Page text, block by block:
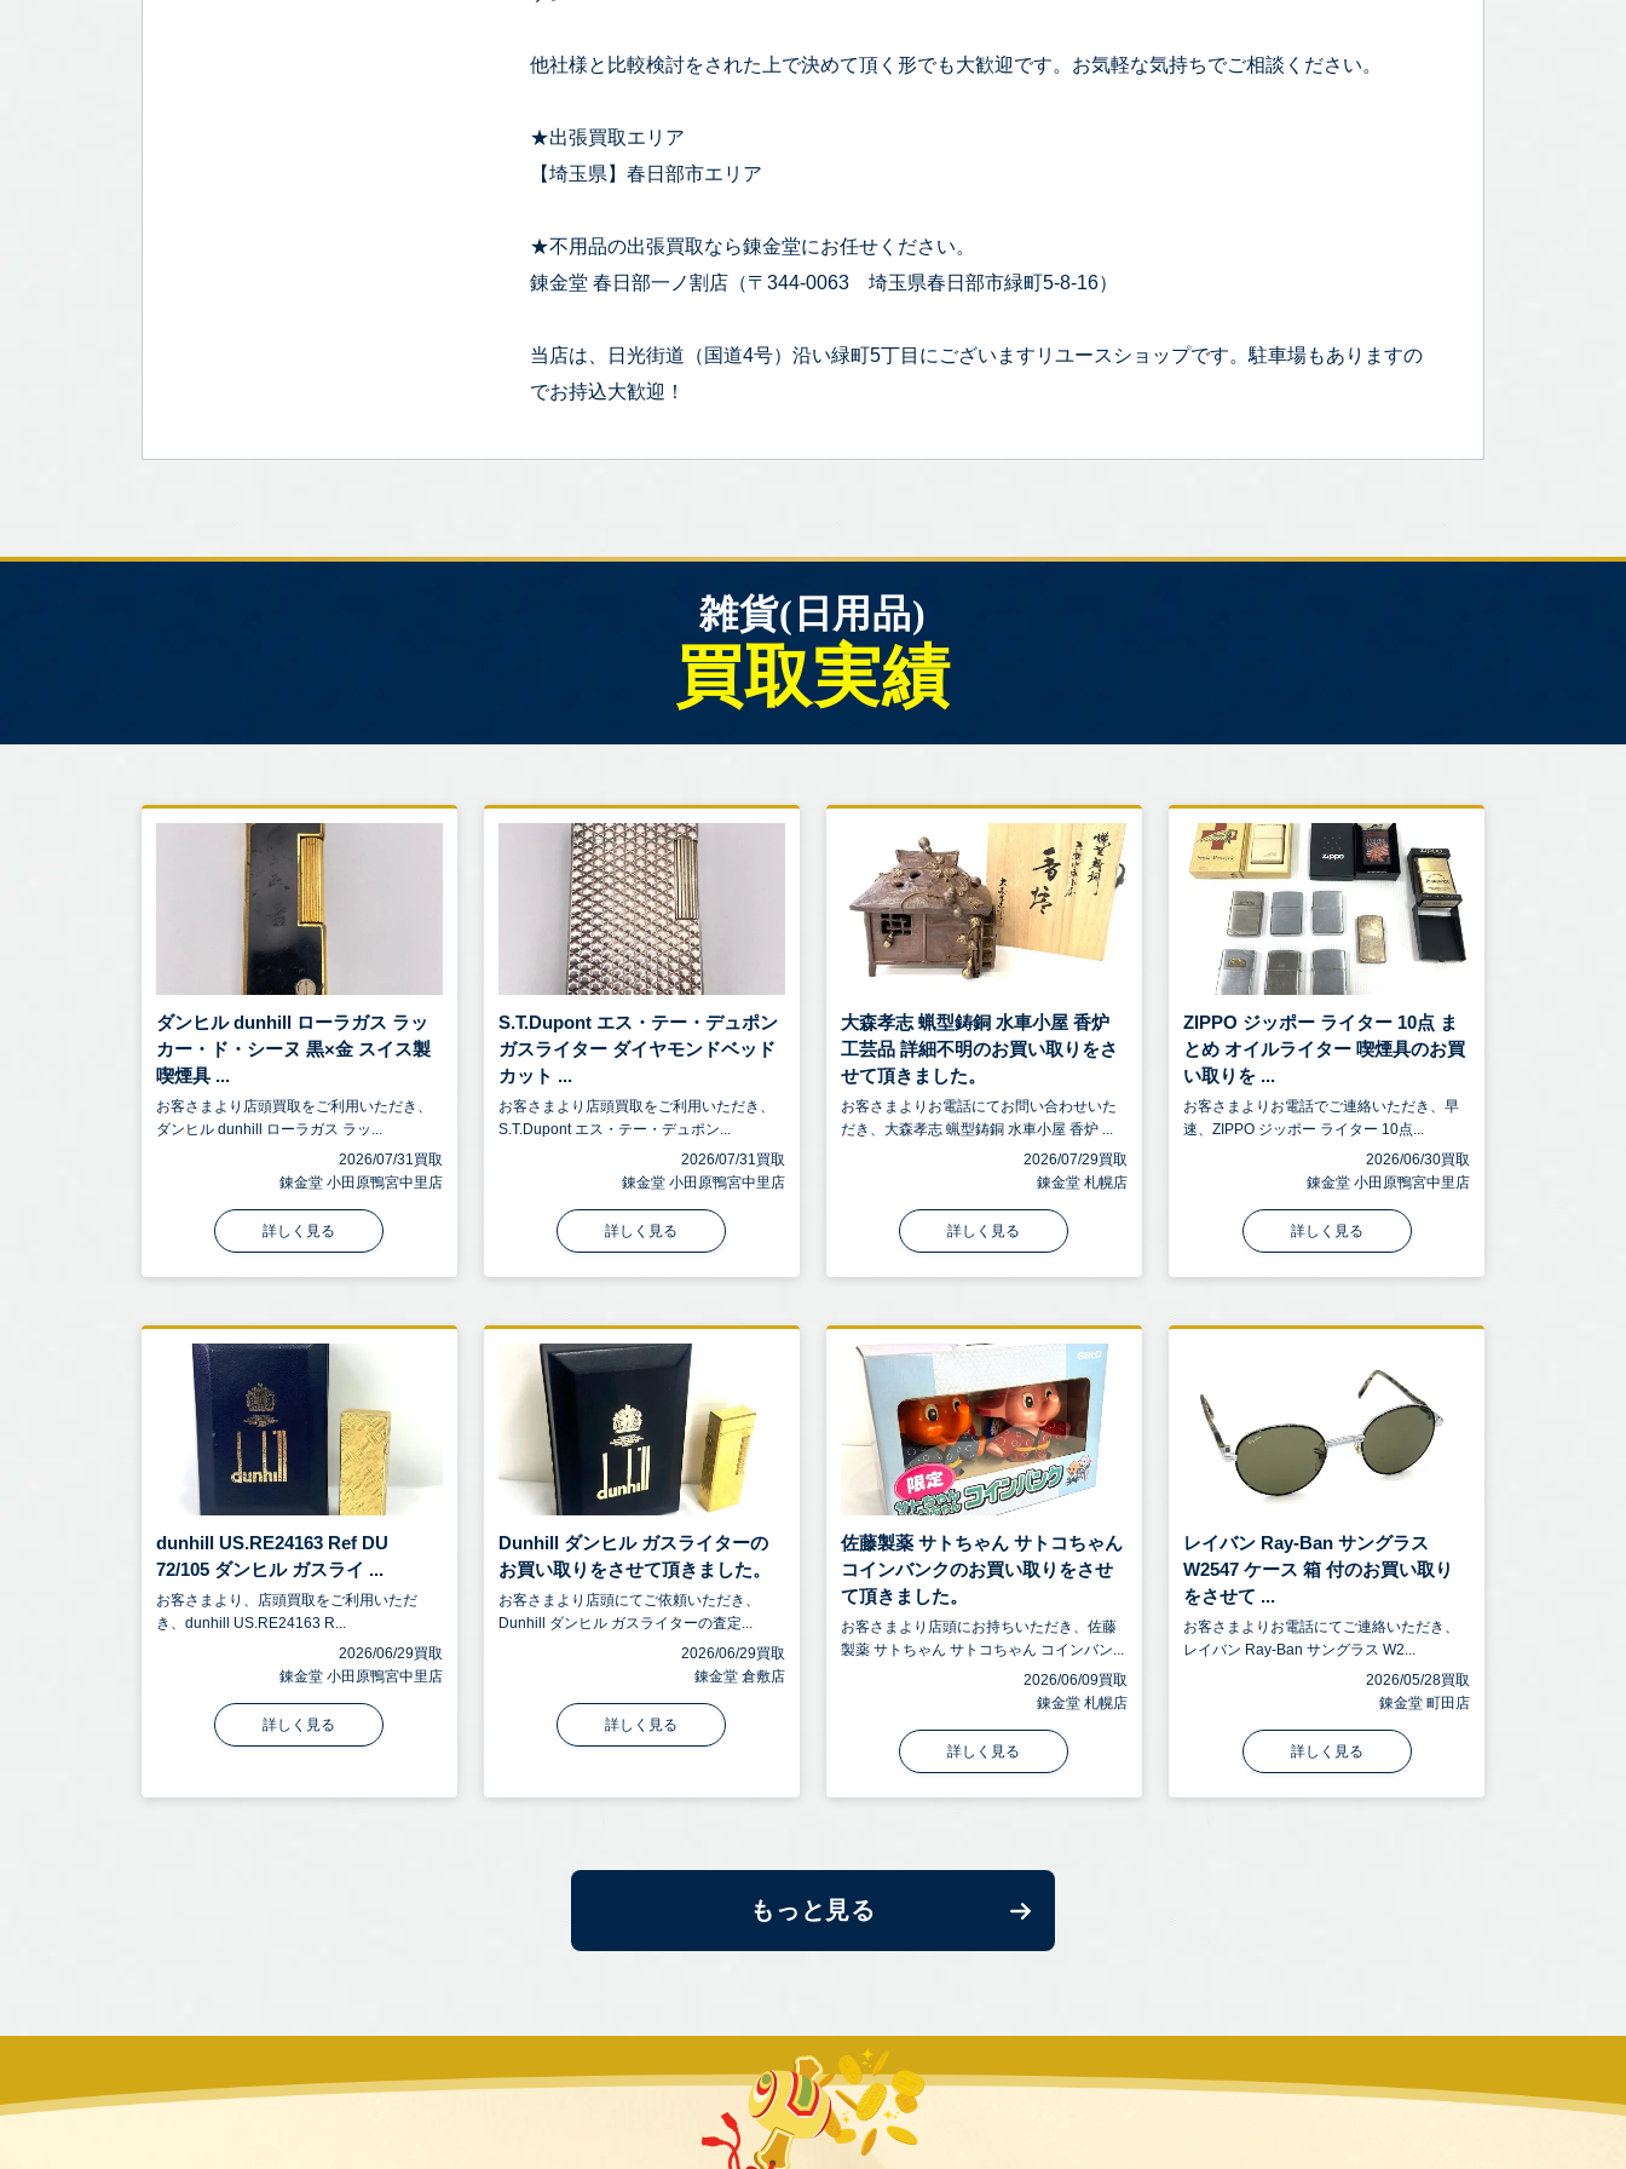
他社様と比較検討をされた上で決めて頂く形でも大歓迎です。お気軽な気持ちでご相談ください。
★出張買取エリア
【埼玉県】春日部市エリア
★不用品の出張買取なら錬金堂にお任せください。
錬金堂 春日部一ノ割店（〒344-0063 埼玉県春日部市緑町5-8-16）
当店は、日光街道（国道4号）沿い緑町5丁目にございますリユースショップです。駐車場もありますの
でお持込大歓迎！
雑貨(日用品)
買取実績
ダンヒル dunhill ローラガス ラッ
カー・ド・シーヌ 黒×金 スイス製
喫煙具 ...
お客さまより店頭買取をご利用いただき、
ダンヒル dunhill ローラガス ラッ...
2026/07/31買取
錬金堂 小田原鴨宮中里店
詳しく見る
S.T.Dupont エス・テー・デュポン
ガスライター ダイヤモンドベッド
カット ...
お客さまより店頭買取をご利用いただき、
S.T.Dupont エス・テー・デュポン...
2026/07/31買取
錬金堂 小田原鴨宮中里店
詳しく見る
大森孝志 蝋型鋳銅 水車小屋 香炉
工芸品 詳細不明のお買い取りをさ
せて頂きました。
お客さまよりお電話にてお問い合わせいた
だき、大森孝志 蝋型鋳銅 水車小屋 香炉 ...
2026/07/29買取
錬金堂 札幌店
詳しく見る
ZIPPO ジッポー ライター 10点 ま
とめ オイルライター 喫煙具のお買
い取りを ...
お客さまよりお電話でご連絡いただき、早
速、ZIPPO ジッポー ライター 10点...
2026/06/30買取
錬金堂 小田原鴨宮中里店
詳しく見る
dunhill US.RE24163 Ref DU
72/105 ダンヒル ガスライ ...
お客さまより、店頭買取をご利用いただ
き、dunhill US.RE24163 R...
2026/06/29買取
錬金堂 小田原鴨宮中里店
詳しく見る
Dunhill ダンヒル ガスライターの
お買い取りをさせて頂きました。
お客さまより店頭にてご依頼いただき、
Dunhill ダンヒル ガスライターの査定...
2026/06/29買取
錬金堂 倉敷店
詳しく見る
佐藤製薬 サトちゃん サトコちゃん
コインバンクのお買い取りをさせ
て頂きました。
お客さまより店頭にお持ちいただき、佐藤
製薬 サトちゃん サトコちゃん コインバン...
2026/06/09買取
錬金堂 札幌店
詳しく見る
レイバン Ray-Ban サングラス
W2547 ケース 箱 付のお買い取り
をさせて ...
お客さまよりお電話にてご連絡いただき、
レイバン Ray-Ban サングラス W2...
2026/05/28買取
錬金堂 町田店
詳しく見る
もっと見る